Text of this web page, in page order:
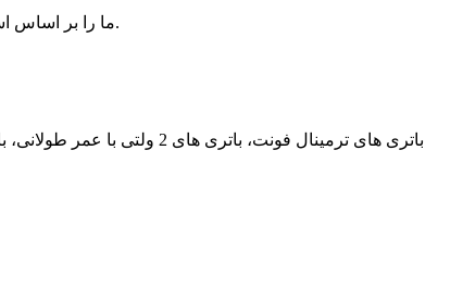
Shimastu باتری لیتیوم 24 ولت LifePO4 ما را بر اساس استانداردهای کیفیت بالا تولید می کند و اطمینان و ایمنی باتری لیتیوم 24 ولت ما را تضمین می کند.